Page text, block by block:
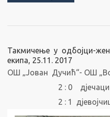
Такмичење у одбојци-
екипа, 25.11. 2017
ОШ „Јован Дучић“- ОШ
2 : 0 дјечаци
2 : 1